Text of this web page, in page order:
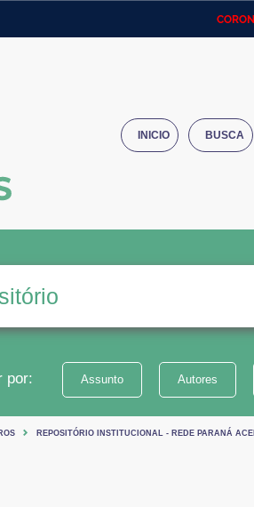
INICIO BUSCA
por: Assunto Autores
REPOSITÓRIO INSTITUCIONAL - REDE PARANÁ